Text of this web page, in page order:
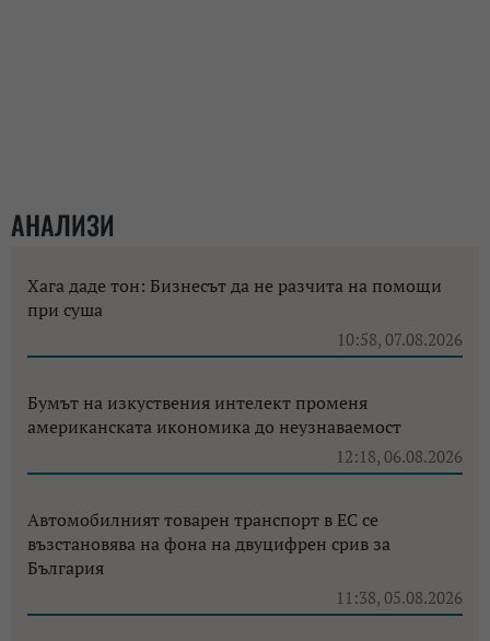
АНАЛИЗИ
Хага даде тон: Бизнесът да не разчита на помощи
при суша
10:58, 07.08.2026
Бумът на изкуствения интелект променя
американската икономика до неузнаваемост
12:18, 06.08.2026
Автомобилният товарен транспорт в ЕС се
възстановява на фона на двуцифрен срив за
България
11:38, 05.08.2026